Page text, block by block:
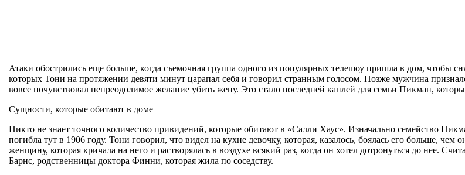
Атаки обострились еще больше, когда съемочная группа одного из популярных телешоу пришла в дом, чтобы
которых Тони на протяжении девяти минут царапал себя и говорил странным голосом. Позже мужчина
вовсе почувствовал непреодолимое желание убить жену. Это стало последней каплей для семьи Пикман,
Сущности, которые обитают в доме
Никто не знает точного количество привидений, которые обитают в «Салли Хаус». Изначально семейство
погибла тут в 1906 году. Тони говорил, что видел на кухне девочку, которая, казалось, боялась его больше,
женщину, которая кричала на него и растворялась в воздухе всякий раз, когда он хотел дотронуться до нее.
Барнс, родственницы доктора Финни, которая жила по соседству.